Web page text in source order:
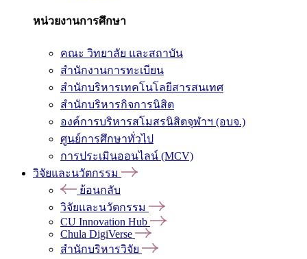
หน่วยงานการศึกษา
คณะ วิทยาลัย และสถาบัน
สำนักงานการทะเบียน
สำนักบริหารเทคโนโลยีสารสนเทศ
สำนักบริหารกิจการนิสิต
องค์การบริหารสโมสรนิสิตจุฬาฯ (อบจ.)
ศูนย์การศึกษาทั่วไป
การประเมินออนไลน์ (MCV)
วิจัยและนวัตกรรม
ย้อนกลับ
วิจัยและนวัตกรรม
CU Innovation Hub
Chula DigiVerse
สำนักบริหารวิจัย